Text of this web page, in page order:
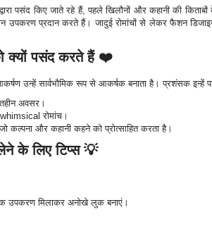
द्वारा पसंद किए जाते रहे हैं, पहले खिलौनों और कहानी की
उपकरण प्रदान करते हैं। जादुई रोमांचों से लेकर फैशन
क्यों पसंद करते हैं ❤️
उन्हें सार्वभौमिक रूप से आकर्षक बनाता है। प्रशंसक इन्हें
अवसर।
रोमांच।
कल्पना और कहानी कहने को प्रोत्साहित करता है।
के लिए टिप्स 💡
उपकरण मिलाकर अनोखे लुक बनाएं।